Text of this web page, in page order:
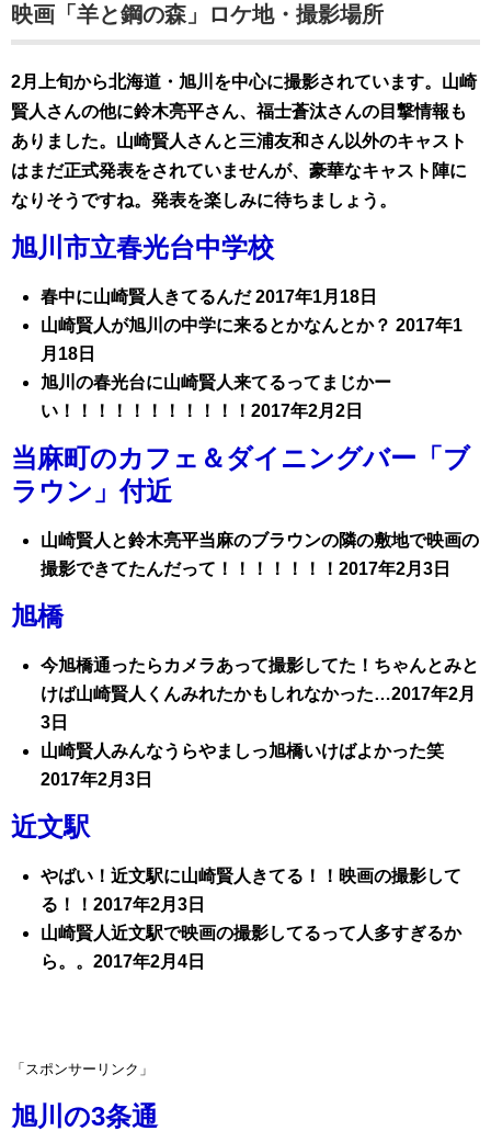
映画「羊と鋼の森」ロケ地・撮影場所
2月上旬から北海道・旭川を中心に撮影されています。山崎
賢人さんの他に鈴木亮平さん、福士蒼汰さんの目撃情報も
ありました。山崎賢人さんと三浦友和さん以外のキャスト
はまだ正式発表をされていませんが、豪華なキャスト陣に
なりそうですね。発表を楽しみに待ちましょう。
旭川市立春光台中学校
春中に山崎賢人きてるんだ 2017年1月18日
山崎賢人が旭川の中学に来るとかなんとか？ 2017年1
月18日
旭川の春光台に山崎賢人来てるってまじかー
い！！！！！！！！！！！2017年2月2日
当麻町のカフェ＆ダイニングバー「ブ
ラウン」付近
山崎賢人と鈴木亮平当麻のブラウンの隣の敷地で映画の
撮影できてたんだって！！！！！！！2017年2月3日
旭橋
今旭橋通ったらカメラあって撮影してた！ちゃんとみと
けば山崎賢人くんみれたかもしれなかった…2017年2月
3日
山崎賢人みんなうらやましっ旭橋いけばよかった笑
2017年2月3日
近文駅
やばい！近文駅に山崎賢人きてる！！映画の撮影して
る！！2017年2月3日
山崎賢人近文駅で映画の撮影してるって人多すぎるか
ら。。2017年2月4日
「スポンサーリンク」
旭川の3条通